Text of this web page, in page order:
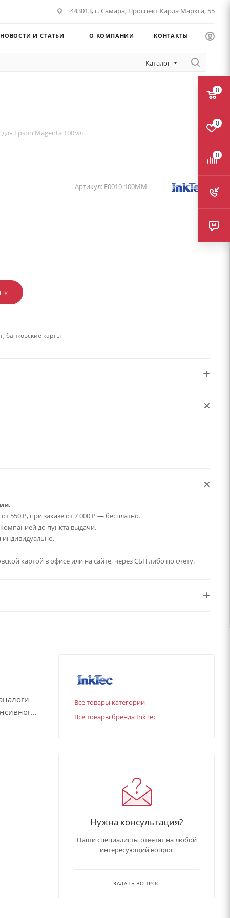
443013, г. Самара, Проспект Карла Маркса, 55
НОВОСТИ И СТАТЬИ О КОМПАНИИ КОНТАКТЫ
Каталог
Epson Magenta 100мл
Артикул: E0010-100MM
банковские карты
550 ₽, при заказе от 7 000 ₽ — бесплатно.
до пункта выдачи.
индивидуально.
картой в офисе или на сайте, через СБП либо по счёту.
Все товары категории
Все товары бренда InkTec
Нужна консультация?
Наши специалисты ответят на любой
интересующий вопрос
ЗАДАТЬ ВОПРОС
0
0
0